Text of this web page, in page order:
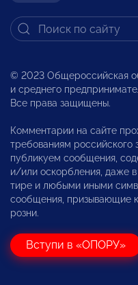
© 2023 Общероссийская
и среднего
Все права защищены.
Комментарии на сайте
требованиям российского
публикуем сообщения,
и/или оскорбления, даже
тире и любыми иными
сообщения, призывающие
розни.
Вступи в «ОПОРУ»